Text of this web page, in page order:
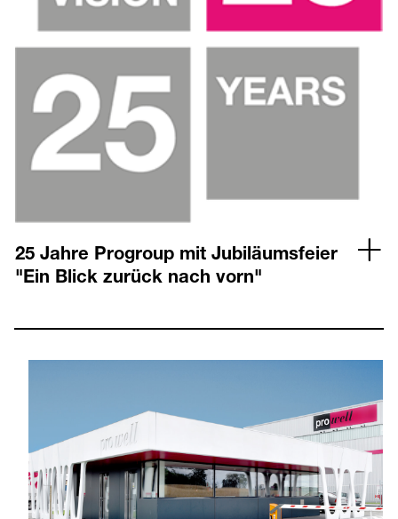
25 Jahre Progroup mit Jubiläumsfeier
"Ein Blick zurück nach vorn"